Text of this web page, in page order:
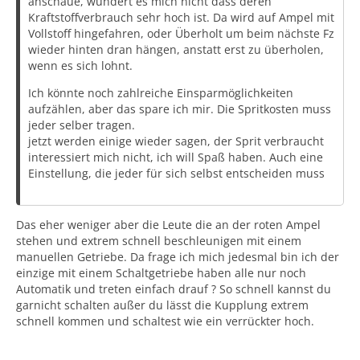
Kraftstoffverbrauch sehr hoch ist. Da wird auf Ampel mit
Vollstoff hingefahren, oder Überholt um beim nächste Fz
wieder hinten dran hängen, anstatt erst zu überholen,
wenn es sich lohnt.
Ich könnte noch zahlreiche Einsparmöglichkeiten
aufzählen, aber das spare ich mir. Die Spritkosten muss
jeder selber tragen.
jetzt werden einige wieder sagen, der Sprit verbraucht
interessiert mich nicht, ich will Spaß haben. Auch eine
Einstellung, die jeder für sich selbst entscheiden muss
Das eher weniger aber die Leute die an der roten Ampel
stehen und extrem schnell beschleunigen mit einem
manuellen Getriebe. Da frage ich mich jedesmal bin ich der
einzige mit einem Schaltgetriebe haben alle nur noch
Automatik und treten einfach drauf ? So schnell kannst du
garnicht schalten außer du lässt die Kupplung extrem
schnell kommen und schaltest wie ein verrückter hoch.